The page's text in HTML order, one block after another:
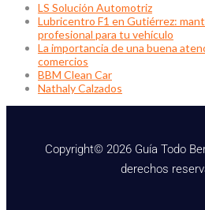
LS Solución Automotriz
Lubricentro F1 en Gutiérrez:
profesional para tu vehículo
La importancia de una buena
comercios
BBM Clean Car
Nathaly Calzados
Copyright© 2026 Guía Todo
derechos